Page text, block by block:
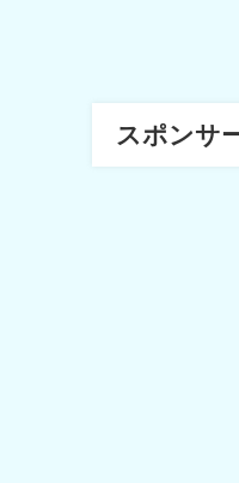
スポンサ